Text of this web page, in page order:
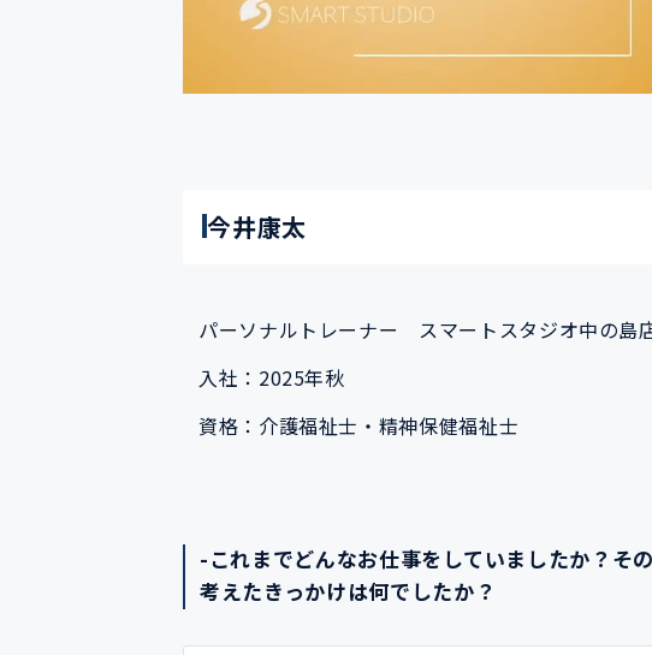
今井康太
パーソナルトレーナー スマートスタジオ中の島
入社：2025年秋
資格：介護福祉士・精神保健福祉士
-これまでどんなお仕事をしていましたか？そ
考えたきっかけは何でしたか？